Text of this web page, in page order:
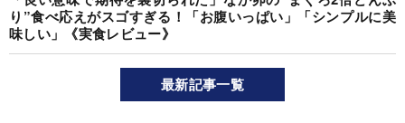
り”食べ応えがスゴすぎる！「お腹いっぱい」「シンプルに美
味しい」《実食レビュー》
最新記事一覧